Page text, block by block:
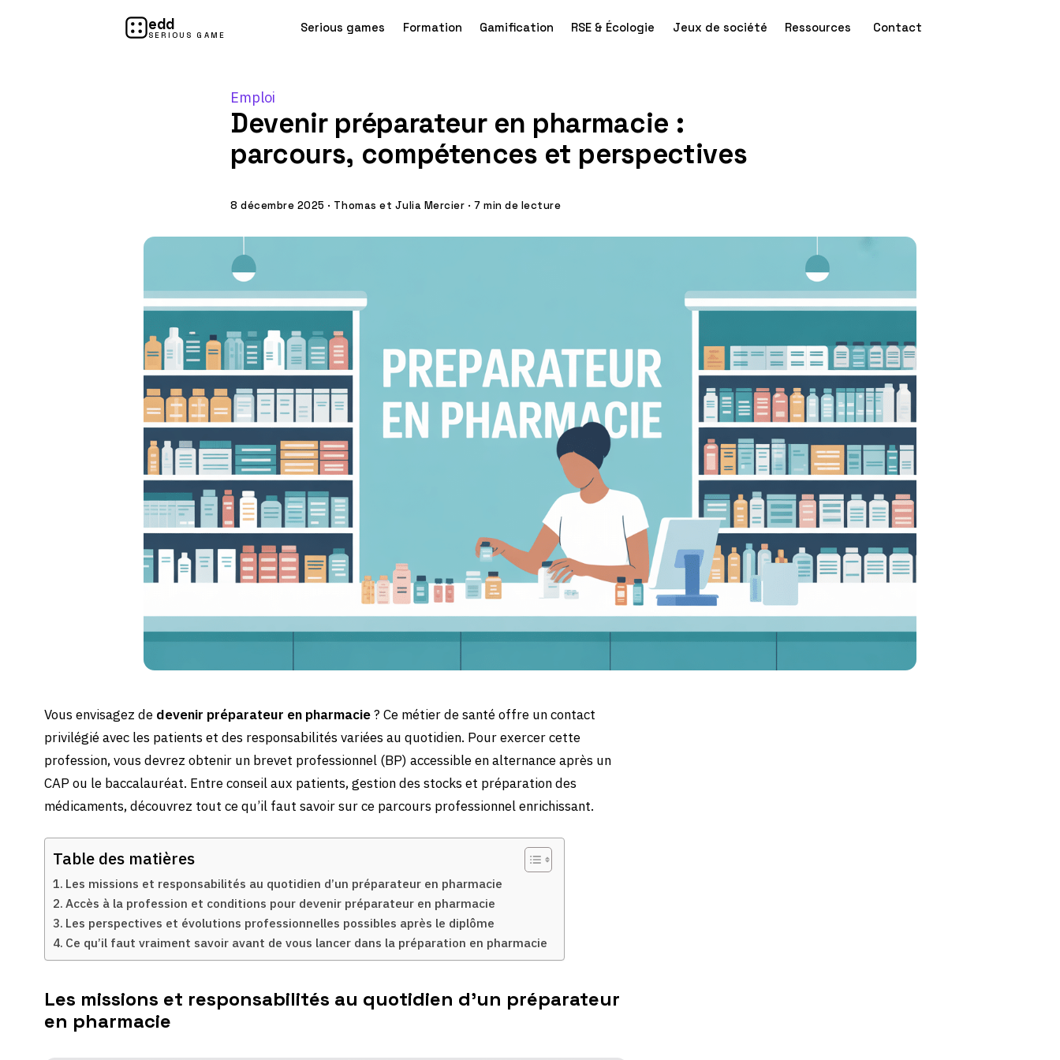
edd
SERIOUS GAME
Serious games Formation Gamification RSE & Écologie Jeux de société Ressources Contact
Emploi
Devenir préparateur en pharmacie :
parcours, compétences et perspectives
8 décembre 2025 · Thomas et Julia Mercier · 7 min de lecture
Vous envisagez de devenir préparateur en pharmacie? Ce métier de santé offre un contact
privilégié avec les patients et des responsabilités variées au quotidien. Pour exercer cette
profession, vous devrez obtenir un brevet professionnel (BP) accessible en alternance après un
CAP ou le baccalauréat. Entre conseil aux patients, gestion des stocks et préparation des
médicaments, découvrez tout ce qu’il faut savoir sur ce parcours professionnel enrichissant.
Table des matières
Les missions et responsabilités au quotidien d’un préparateur en pharmacie
Accès à la profession et conditions pour devenir préparateur en pharmacie
Les perspectives et évolutions professionnelles possibles après le diplôme
Ce qu’il faut vraiment savoir avant de vous lancer dans la préparation en pharmacie
Les missions et responsabilités au quotidien d’un préparateur
en pharmacie